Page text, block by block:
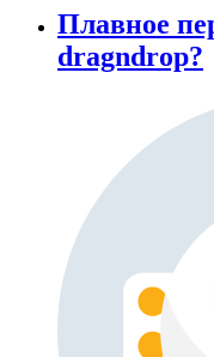
Плавное
dragndrop?